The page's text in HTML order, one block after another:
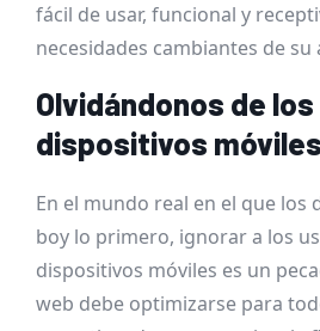
fácil de usar, funcional y
necesidades cambiantes de su
Olvidándonos de
dispositivos
En el mundo real en el que los
boy lo primero, ignorar a los
dispositivos móviles es un
web debe optimizarse para